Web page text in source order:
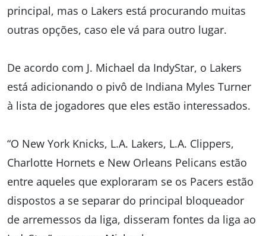
principal, mas o Lakers está procurando muitas
outras opções, caso ele vá para outro lugar.
De acordo com J. Michael da IndyStar, o Lakers
está adicionando o pivô de Indiana Myles Turner
à lista de jogadores que eles estão interessados.
“O New York Knicks, L.A. Lakers, L.A. Clippers,
Charlotte Hornets e New Orleans Pelicans estão
entre aqueles que exploraram se os Pacers estão
dispostos a se separar do principal bloqueador
de arremessos da liga, disseram fontes da liga ao